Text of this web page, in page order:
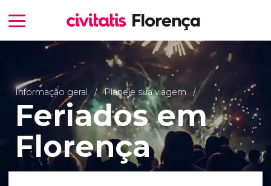
Informação geral Planeje sua viagem
Feriados em
Florença